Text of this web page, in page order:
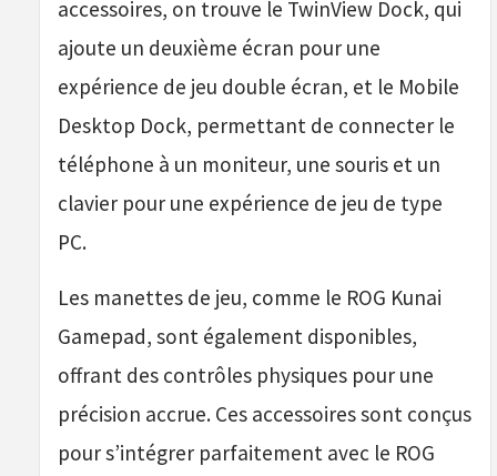
accessoires, on trouve le TwinView Dock, qui
ajoute un deuxième écran pour une
expérience de jeu double écran, et le Mobile
Desktop Dock, permettant de connecter le
téléphone à un moniteur, une souris et un
clavier pour une expérience de jeu de type
PC.
Les manettes de jeu, comme le ROG Kunai
Gamepad, sont également disponibles,
offrant des contrôles physiques pour une
précision accrue. Ces accessoires sont conçus
pour s’intégrer parfaitement avec le ROG